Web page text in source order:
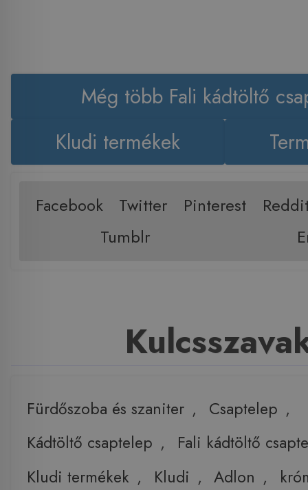
Még több Fali kádtöltő
Kludi termékek
Facebook Twitter Pinterest
Tumblr
Fürdőszoba és szaniter , Csaptelep ,
Kádtöltő csaptelep ,
Fali kádtöltő
Kludi termékek , Kludi , Adlon ,